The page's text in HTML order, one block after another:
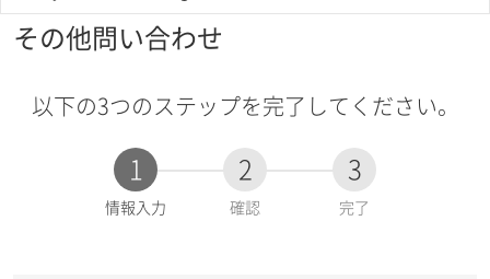
その他問い合わせ
以下の3つのステップを完了してください。
1
現
情報入力
2
確認
3
完了